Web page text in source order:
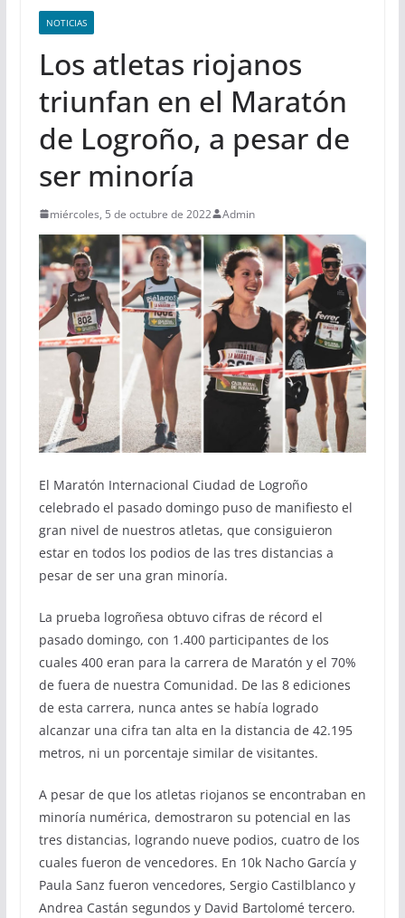
NOTICIAS
Los atletas riojanos
triunfan en el Maratón
de Logroño, a pesar de
ser minoría
miércoles, 5 de octubre de 2022 Admin
El Maratón Internacional Ciudad de Logroño
celebrado el pasado domingo puso de manifiesto el
gran nivel de nuestros atletas, que consiguieron
estar en todos los podios de las tres distancias a
pesar de ser una gran minoría.
La prueba logroñesa obtuvo cifras de récord el
pasado domingo, con 1.400 participantes de los
cuales 400 eran para la carrera de Maratón y el 70%
de fuera de nuestra Comunidad. De las 8 ediciones
de esta carrera, nunca antes se había logrado
alcanzar una cifra tan alta en la distancia de 42.195
metros, ni un porcentaje similar de visitantes.
A pesar de que los atletas riojanos se encontraban en
minoría numérica, demostraron su potencial en las
tres distancias, logrando nueve podios, cuatro de los
cuales fueron de vencedores. En 10k Nacho García y
Paula Sanz fueron vencedores, Sergio Castilblanco y
Andrea Castán segundos y David Bartolomé tercero.